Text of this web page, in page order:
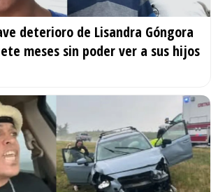
deterioro de Lisandra Góngora
meses sin poder ver a sus hijos